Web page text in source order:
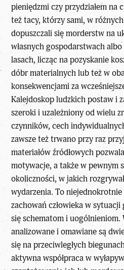
pieniędzmi czy przydziałem
też tacy, którzy sami, w
dopuszczali się morderstw na
własnych gospodarstwach
lasach, licząc na pozyskanie
dóbr materialnych lub też w
konsekwencjami za
Kalejdoskop ludzkich postaw i
szeroki i uzależniony od wielu
czynników, cech
zawsze też trwano przy raz
materiałów źródłowych
motywacje, a także w pewnym
okoliczności, w jakich
wydarzenia. To
zachowań człowieka w
się schematom i uogólnieniom.
analizowane i omawiane są
się na przeciwległych
aktywna współpraca w